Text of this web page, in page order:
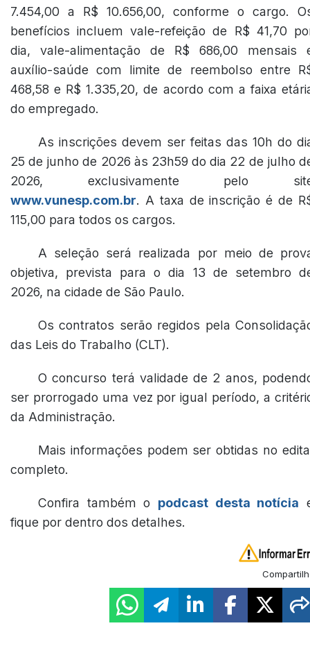
7.454,00 a R$ 10.656,00, conforme o cargo.
benefícios incluem vale-refeição de R$ 41,70
dia, vale-alimentação de R$ 686,00 mensais
auxílio-saúde com limite de reembolso entre
468,58 e R$ 1.335,20, de acordo com a faixa
do empregado.
As inscrições devem ser feitas das 10h do
25 de junho de 2026 às 23h59 do dia 22 de julho
2026, exclusivamente pelo
www.vunesp.com.br. A taxa de inscrição é de
115,00 para todos os cargos.
A seleção será realizada por meio de
objetiva, prevista para o dia 13 de setembro
2026, na cidade de São Paulo.
Os contratos serão regidos pela
das Leis do Trabalho (CLT).
O concurso terá validade de 2 anos,
ser prorrogado uma vez por igual período, a
da Administração.
Mais informações podem ser obtidas no
completo.
Confira também o podcast desta notícia
fique por dentro dos detalhes.